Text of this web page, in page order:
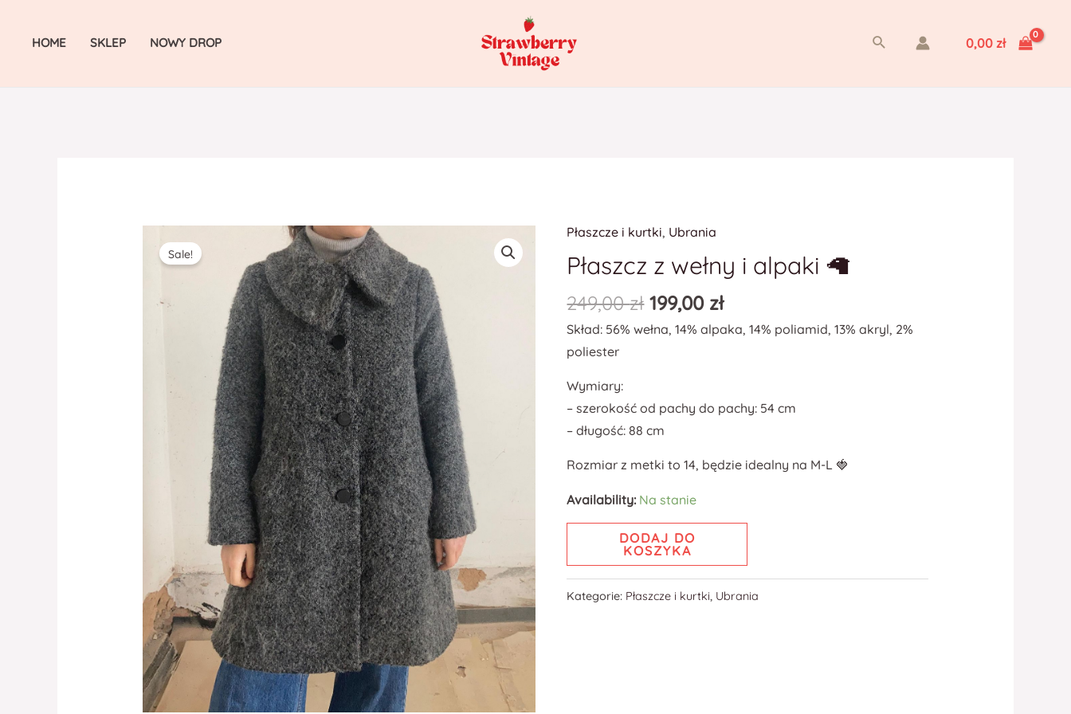
HOME SKLEP NOWY DROP Szukaj 0,00 zł
Sale!
Płaszcze i kurtki, Ubrania
Płaszcz z wełny i alpaki 🦙
249,00zł 199,00 zł
Skład: 56% wełna, 14% alpaka, 14% poliamid, 13% akryl, 2%
poliester
Wymiary:
– szerokość od pachy do pachy: 54 cm
– długość: 88 cm
Rozmiar z metki to 14, będzie idealny na M-L 🍓
Availability: Na stanie
ilość
Płaszcz
wełny
i
alpaki
DODAJ DO
KOSZYKA
Kategorie: Płaszcze i kurtki, Ubrania